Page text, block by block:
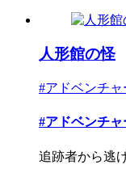
人形館の怪
#アドベンチャ
#アドベンチャ
追跡者から逃